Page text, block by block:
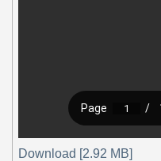
Download [2.92 MB]